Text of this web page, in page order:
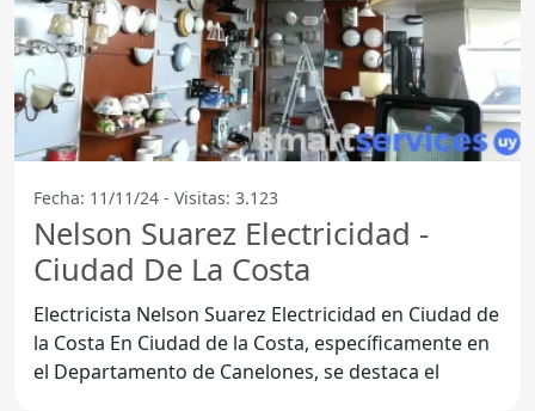
Fecha: 11/11/24 - Visitas: 3.123
Nelson Suarez Electricidad -
Ciudad De La Costa
Electricista Nelson Suarez Electricidad en Ciudad de
la Costa En Ciudad de la Costa, específicamente en
el Departamento de Canelones, se destaca el